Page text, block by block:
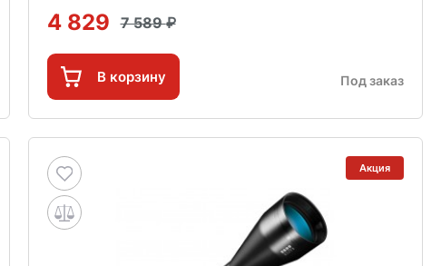
4 829 7 589
В корзину Под заказ
Акция